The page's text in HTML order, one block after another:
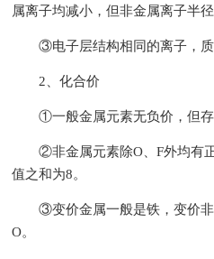
属离子均减小，但非金属离子半
③电子层结构相同的离子，质
2、化合价
①一般金属元素无负价，但存
②非金属元素除O、F外均有正
值之和为8。
③变价金属一般是铁，变价非
O。